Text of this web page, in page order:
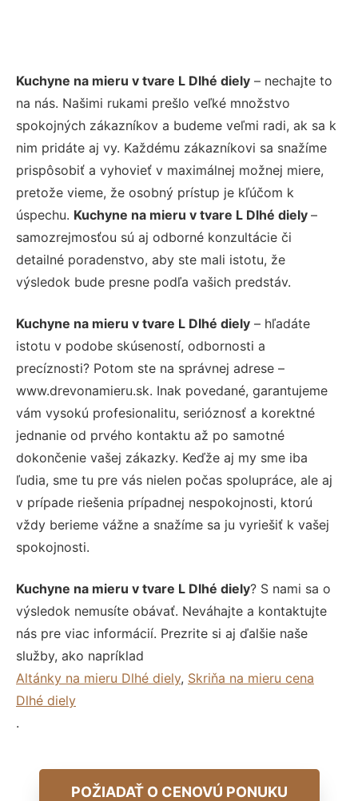
Kuchyne na mieru v tvare L Dlhé diely – nechajte to
na nás. Našimi rukami prešlo veľké množstvo
spokojných zákazníkov a budeme veľmi radi, ak sa k
nim pridáte aj vy. Každému zákazníkovi sa snažíme
prispôsobiť a vyhovieť v maximálnej možnej miere,
pretože vieme, že osobný prístup je kľúčom k
úspechu. Kuchyne na mieru v tvare L Dlhé diely –
samozrejmosťou sú aj odborné konzultácie či
detailné poradenstvo, aby ste mali istotu, že
výsledok bude presne podľa vašich predstáv.
Kuchyne na mieru v tvare L Dlhé diely – hľadáte
istotu v podobe skúseností, odbornosti a
precíznosti? Potom ste na správnej adrese –
www.drevonamieru.sk. Inak povedané, garantujeme
vám vysokú profesionalitu, serióznosť a korektné
jednanie od prvého kontaktu až po samotné
dokončenie vašej zákazky. Keďže aj my sme iba
ľudia, sme tu pre vás nielen počas spolupráce, ale aj
v prípade riešenia prípadnej nespokojnosti, ktorú
vždy berieme vážne a snažíme sa ju vyriešiť k vašej
spokojnosti.
Kuchyne na mieru v tvare L Dlhé diely? S nami sa o
výsledok nemusíte obávať. Neváhajte a kontaktujte
nás pre viac informácií. Prezrite si aj ďalšie naše
služby, ako napríklad
Altánky na mieru Dlhé diely, Skriňa na mieru cena
Dlhé diely
.
POŽIADAŤ O CENOVÚ PONUKU